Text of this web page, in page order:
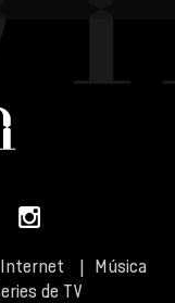
Internet
Música
de TV